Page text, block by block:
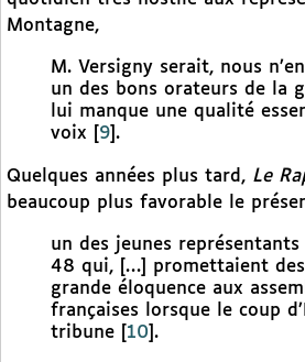
Montagne,
M. Versigny serait, nous
un des bons orateurs de la
lui manque une qualité
voix
9 .
Quelques années plus tard, Le
beaucoup plus favorable le
un des jeunes
48 qui, […] promettaient
grande éloquence aux
françaises lorsque le coup
tribune
10 .